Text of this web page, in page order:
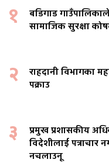
१
बडिगाड
सामाजिक सुरक्षा
२
राहदानी विभागका
पक्राउ
३
प्रमुख प्रशासकीय
विदेशीलाई पत्राचार
नचलाउनू